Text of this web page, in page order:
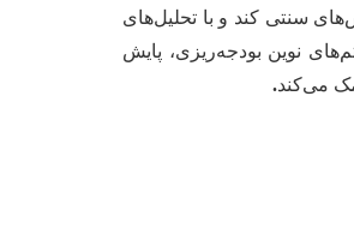
سنتی کند و با تحلیل‌های
نوین بودجه‌ریزی، پایش
می‌کند.